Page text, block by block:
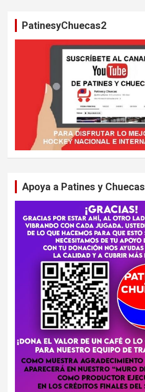
PatinesyChuecas2
Apoya a Patines y Chuecas